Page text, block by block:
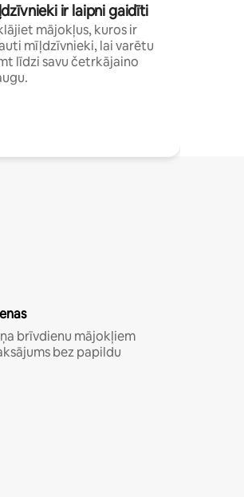
ir laipni gaidīti
mājokļus, kuros ir
mīļdzīvnieki, lai varētu
līdzi savu četrkājaino
brīvdienu mājokļiem
bez papildu